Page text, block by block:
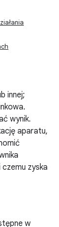
innej;
wynik.
aparatu,
zyska
w